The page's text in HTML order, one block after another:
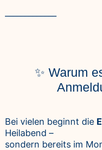
✨ Warum
Bei vielen beginnt die
Heilabend –
sondern bereits im